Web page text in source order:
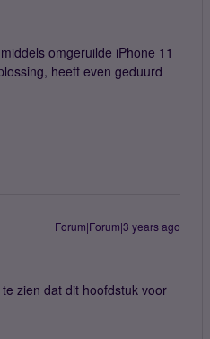
omgeruilde iPhone 11
heeft even geduurd
Forum|Forum|3 years ago
zien dat dit hoofdstuk voor